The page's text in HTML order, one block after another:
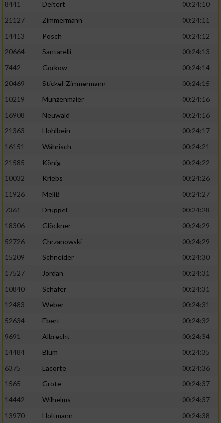
8441 Deitert
00:24:10
21127
Zimmermann
00:24:11
14413
Posch
00:24:12
20664
Santarelli
00:24:13
7442
Gorkow
00:24:14
20469
Stickel-Zimmermann
00:24:15
10219
Münzenmaier
00:24:16
16908
Neuwald
00:24:16
21363
Hohlbein
00:24:17
16151
Währisch
00:24:21
21585
König
00:24:22
10032
Kriebs
00:24:26
11926
Meliß
00:24:27
7361
Drüppel
00:24:28
18306
Glöckner
00:24:29
52726
Chrzanowski
00:24:29
15209
Schneider
00:24:30
17527
Jordan
00:24:31
10840
Schäfer
00:24:31
12483
Weber
00:24:31
52634
Ebert
00:24:32
9691
Albrecht
00:24:34
14484
Blum
00:24:35
6375
Lacorte
00:24:36
1565
Grote
00:24:37
14442
Wilhelms
00:24:37
13970
Holtmann
00:24:38